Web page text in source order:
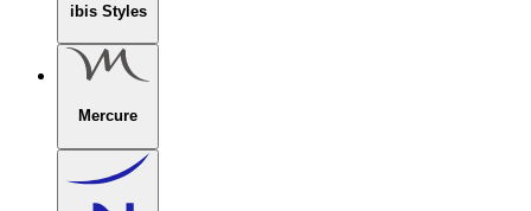
ibis Styles
Mercure